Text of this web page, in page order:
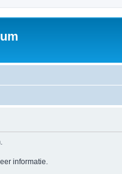
informatie.